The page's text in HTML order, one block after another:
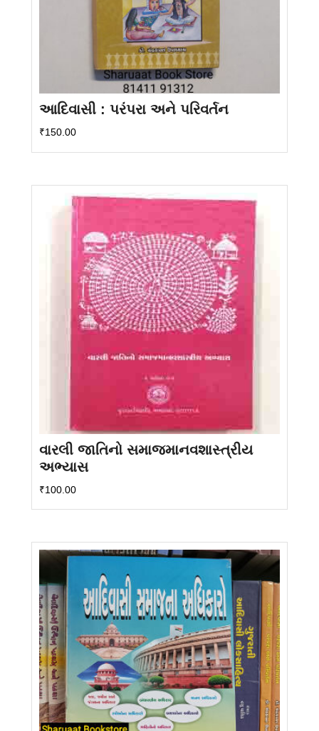
આદિવાસી : પરંપરા અને પરિવર્તન
₹150.00
વારલી જાતિનો સમાજમાનવશાસ્ત્રીય
અભ્યાસ
₹100.00